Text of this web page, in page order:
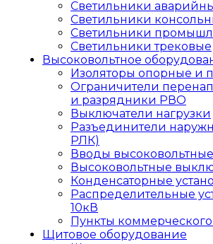
Светильники
Светильники
Светильники
Светильники трековые
Высоковольтное
Изоляторы опорные и
Ограничители
и разрядники РВО
Выключатели нагрузки
Разъединители
РЛК)
Вводы высоковольтные
Высоковольтные
Конденсаторные
Распределительные
10кВ
Пункты коммерческого
Щитовое оборудование